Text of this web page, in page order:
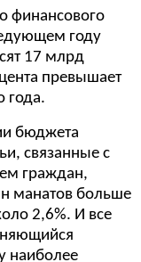
финансового
году
17 млрд
превышает
года.
бюджета
связанные с
граждан,
манатов больше
2,6%. И все
наиболее